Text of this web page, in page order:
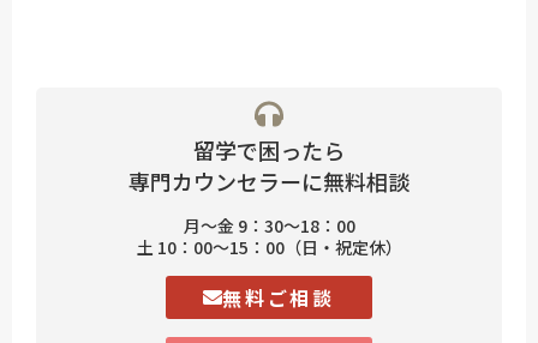
留学で困ったら
専門カウンセラーに無料相談
月〜金 9：30〜18：00
土 10：00〜15：00（日・祝定休）
無料ご相談